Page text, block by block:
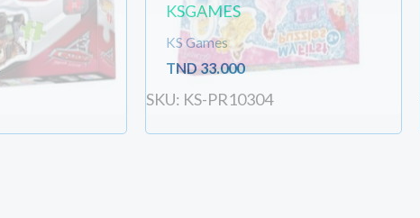
KSGAMES
KS Games
TND 33.000
SKU: KS-PR10304